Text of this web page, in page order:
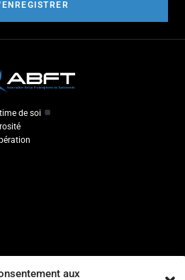
aux
de soi